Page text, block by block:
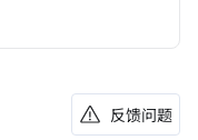
反馈问题